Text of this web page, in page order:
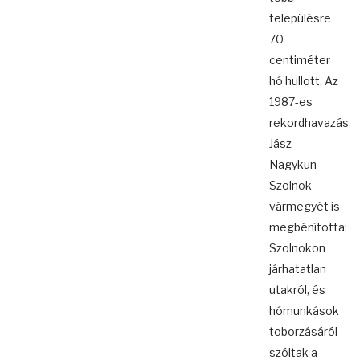
településre
70
centiméter
hó hullott. Az
1987-es
rekordhavazás
Jász-
Nagykun-
Szolnok
vármegyét is
megbénította:
Szolnokon
járhatatlan
utakról, és
hómunkások
toborzásáról
szóltak a